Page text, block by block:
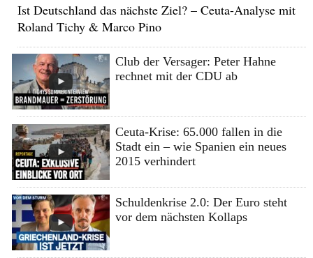
Ist Deutschland das nächste Ziel? – Ceuta-Analyse mit
Roland Tichy & Marco Pino
Club der Versager: Peter Hahne
rechnet mit der CDU ab
Ceuta-Krise: 65.000 fallen in die
Stadt ein – wie Spanien ein neues
2015 verhindert
Schuldenkrise 2.0: Der Euro steht
vor dem nächsten Kollaps